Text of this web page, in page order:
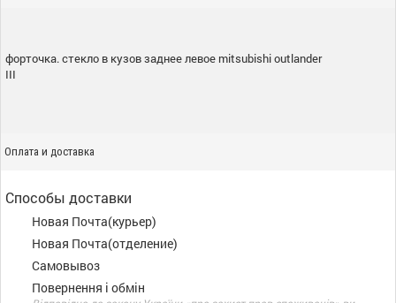
форточка. стекло в кузов заднее левое mitsubishi outlander
III
Оплата и доставка
Способы доставки
Новая Почта(курьер)
Новая Почта(отделение)
Самовывоз
Повернення і обмін